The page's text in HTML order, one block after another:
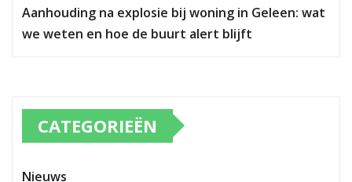
Aanhouding na explosie bij woning in Geleen: wat
we weten en hoe de buurt alert blijft
CATEGORIEËN
Nieuws